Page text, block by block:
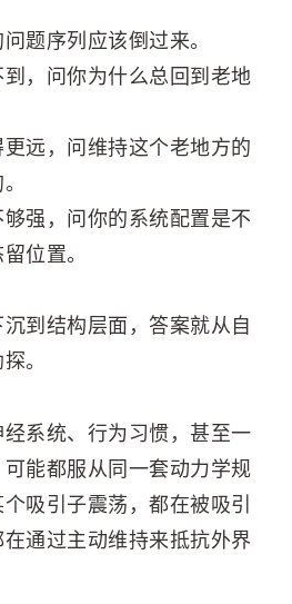
题序列应该倒过来。
，问你为什么总回到老地
远，问维持这个老地方的
强，问你的系统配置是不
位置。
到结构层面，答案就从自
。
系统、行为习惯，甚至一
能都服从同一套动力学规
吸引子震荡，都在被吸引
通过主动维持来抵抗外界